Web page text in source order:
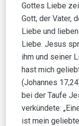
Gottes Liebe
Gott, der Vater,
Liebe und
Liebe. Jesus
ihm und seiner
hast mich
(Johannes
bei der Taufe
verkündete:
ist mein